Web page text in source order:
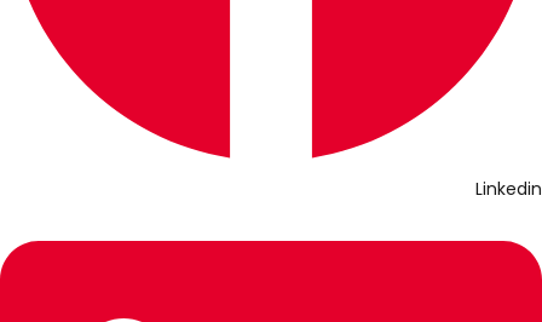
Linkedin